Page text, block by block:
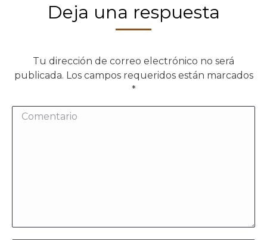
Deja una respuesta
Tu dirección de correo electrónico no será
publicada. Los campos requeridos están marcados
*
Comentario